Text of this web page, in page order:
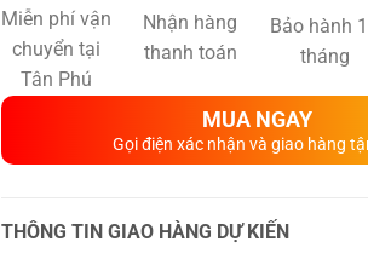
Miễn phí vận
chuyển tại
Tân Phú
Nhận hàng
thanh toán
Bảo hành
tháng
MUA NGAY
Gọi điện xác nhận và giao hàng
THÔNG TIN GIAO HÀNG DỰ KIẾN